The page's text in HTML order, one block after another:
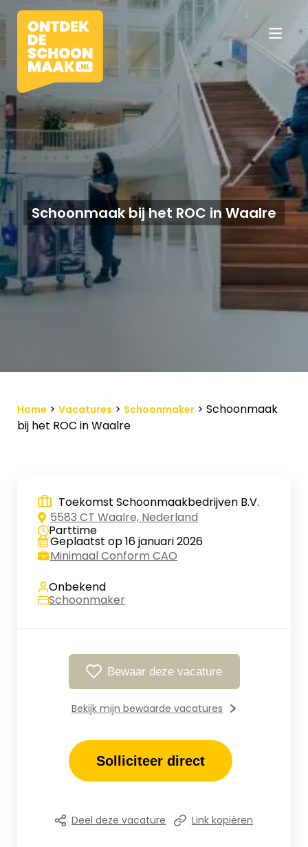
Schoonmaak bij het ROC in Waalre
Home > Vacatures > Schoonmaker > Schoonmaak
bij het ROC in Waalre
Toekomst Schoonmaakbedrijven B.V.
5583 CT Waalre, Nederland
Parttime
Geplaatst op 16 januari 2026
Minimaal Conform CAO
Onbekend
Schoonmaker
Bewaar deze vacature
Bekijk mijn bewaarde vacatures
Solliciteer direct
Deel deze vacature Link kopiëren
Vacatures
Beroepen
Werkomgevingen
Opleidingen
Werkgevers
Bewaarde vacatures